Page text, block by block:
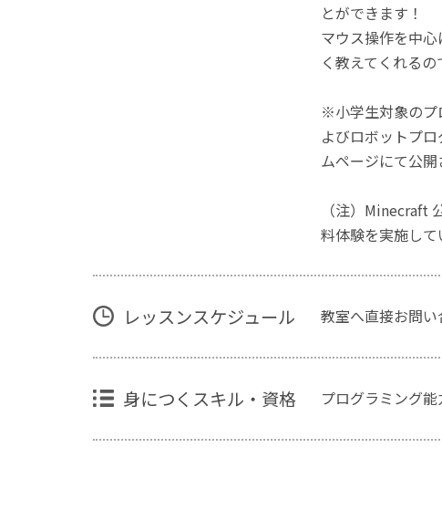
とができます！
マウス操作を中
く教えてくれる
※小学生対象のプ
よびロボットプ
ムページにて公
（注）Minecraft
料体験を実施して
レッスンスケジュール 教室へ直接お問い
身につくスキル・資格 プログラミング能